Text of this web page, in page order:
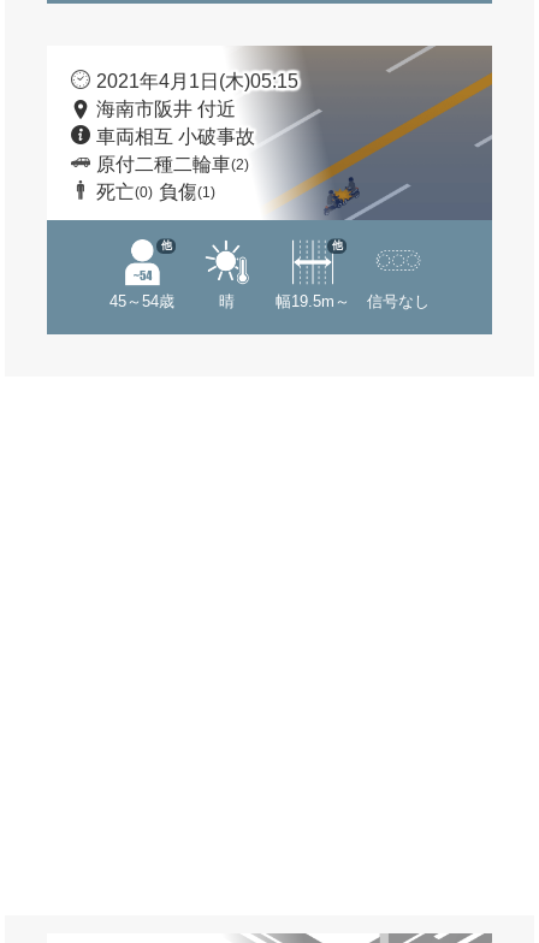
2021年4月1日(木)05:15
海南市阪井 付近
車両相互 小破事故
原付二種二輪車(2)
死亡(0) 負傷(1)
45～54歳
他
晴 幅19.5m～
他
信号なし